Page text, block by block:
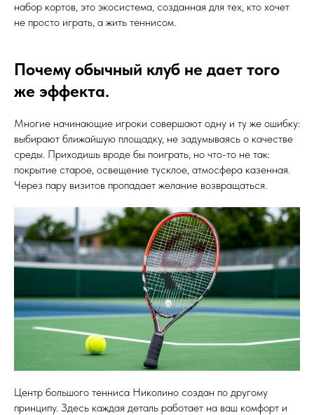
набор кортов, это экосистема, созданная для тех, кто хочет
не просто играть, а жить теннисом.
Почему обычный клуб не дает того
же эффекта.
Многие начинающие игроки совершают одну и ту же ошибку:
выбирают ближайшую площадку, не задумываясь о качестве
среды. Приходишь вроде бы поиграть, но что-то не так:
покрытие старое, освещение тусклое, атмосфера казенная.
Через пару визитов пропадает желание возвращаться.
Центр большого тенниса Николино создан по другому
принципу. Здесь каждая деталь работает на ваш комфорт и